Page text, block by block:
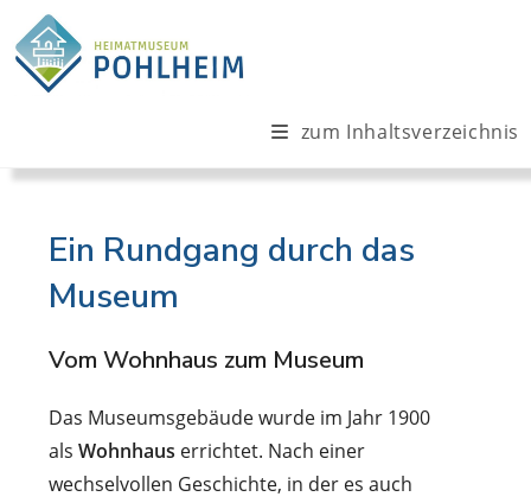
Inhalt
springen
zum Inhaltsverzeichnis
Ein Rundgang durch das
Museum
Vom Wohnhaus zum Museum
Das Museumsgebäude wurde im Jahr 1900
alsWohnhaus errichtet. Nach einer
wechselvollen Geschichte, in der es auch